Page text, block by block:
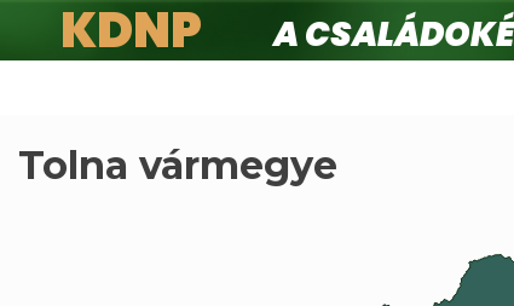
KDNP
A családokért.
Tolna vármegye